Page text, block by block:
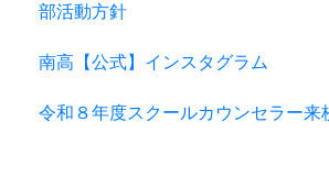
部活動方針
南高【公式】インスタグラム
令和８年度スクールカウンセラー来